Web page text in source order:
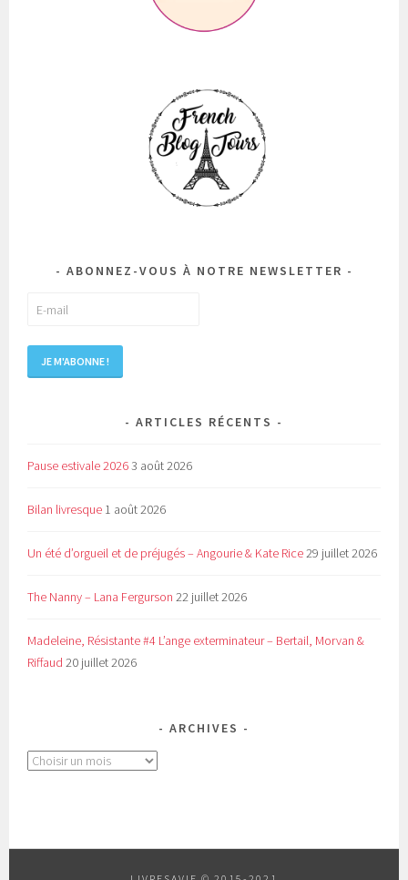
ABONNEZ-VOUS À NOTRE NEWSLETTER
ARTICLES RÉCENTS
Pause estivale 20263 août 2026
Bilan livresque 1 août 2026
Un été d’orgueil et de préjugés – Angourie & Kate Rice29 juillet 2026
The Nanny – Lana Fergurson 22 juillet 2026
Madeleine, Résistante #4 L’ange exterminateur – Bertail, Morvan &
Riffaud 20 juillet 2026
ARCHIVES
Archives